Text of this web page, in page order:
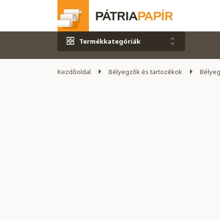
Termékkategóriák
Kezdőoldal
Bélyegzők és tartozékok